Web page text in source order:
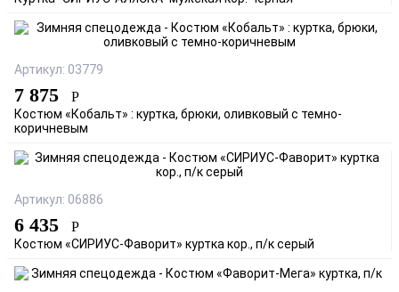
Артикул: 03779
7 875 Р
Костюм «Кобальт» : куртка, брюки, оливковый с темно-
коричневым
Артикул: 06886
6 435 Р
Костюм «СИРИУС-Фаворит» куртка кор., п/к серый